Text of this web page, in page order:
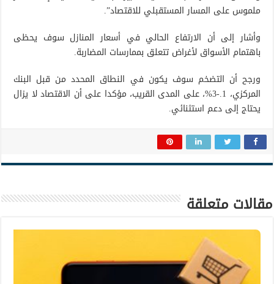
ملموس على المسار المستقبلي للاقتصاد”.
وأشار إلى أن الارتفاع الحالي في أسعار المنازل سوف يحظى
باهتمام الأسواق لأغراض تتعلق بممارسات المضاربة.
ورجح أن التضخم سوف يكون في النطاق المحدد من قبل البنك
المركزي، 1.-3%، على المدى القريب، مؤكدا على أن الاقتصاد لا يزال
يحتاج إلى دعم استثنائي.
مقالات متعلقة